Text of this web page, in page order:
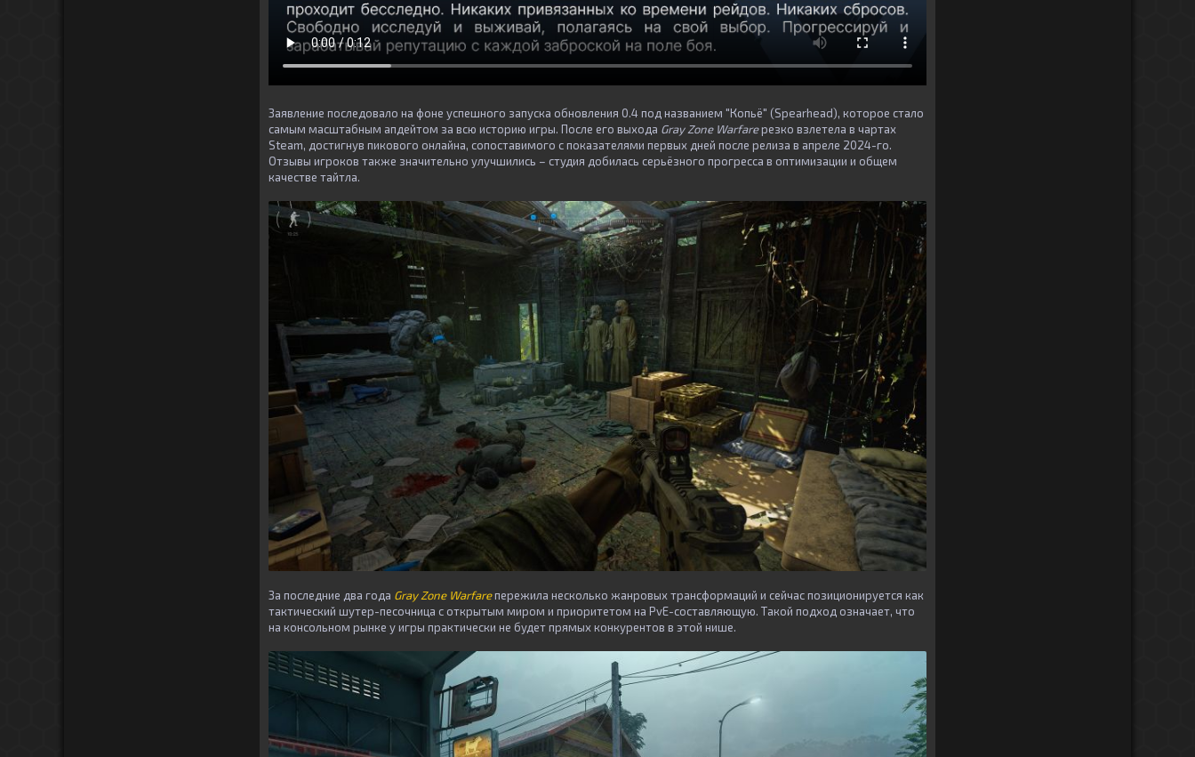
Заявление последовало на фоне успешного запуска обновления 0.4 под названием "Копьё" (Spearhead), которое стало
самым масштабным апдейтом за всю историю игры. После его выхода Gray Zone Warfareрезко взлетела в чартах
Steam, достигнув пикового онлайна, сопоставимого с показателями первых дней после релиза в апреле 2024-го.
Отзывы игроков также значительно улучшились – студия добилась серьёзного прогресса в оптимизации и общем
качестве тайтла.
За последние два года Gray Zone Warfareпережила несколько жанровых трансформаций и сейчас позиционируется как
тактический шутер-песочница с открытым миром и приоритетом на PvE-составляющую. Такой подход означает, что
на консольном рынке у игры практически не будет прямых конкурентов в этой нише.